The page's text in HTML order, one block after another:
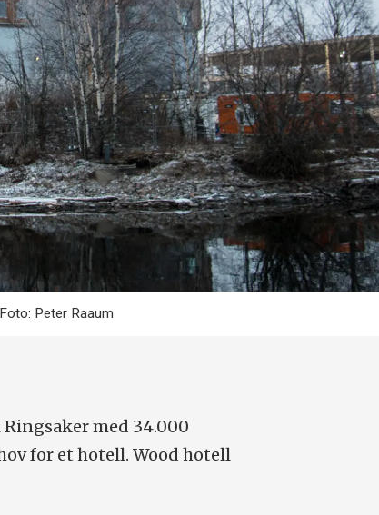
Peter Raaum
med 34.000
for et hotell. Wood hotell